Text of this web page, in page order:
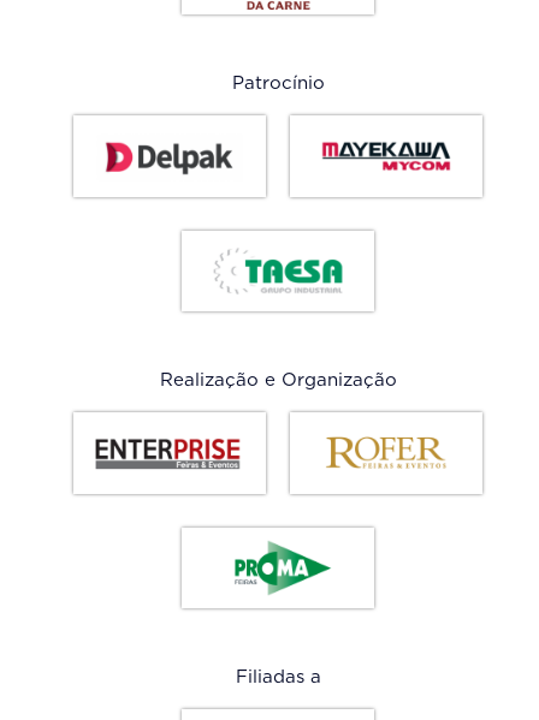
Patrocínio
Realização e Organização
Filiadas a